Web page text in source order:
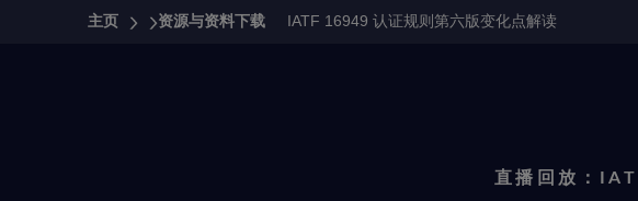
You are here:
主页 资源与资料下载 IATF 16949 认证规则第六版变化点解读
直播回放：